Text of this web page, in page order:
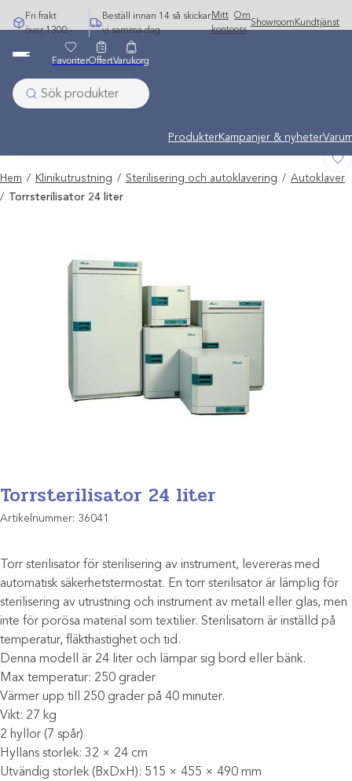
Hoppa
till
Fri frakt
över 1300:-
Beställ innan 14 så skickar
vi samma dag
Mitt
konto
Om
oss
Showroom Kundtjänst
Undermeny stängd: Varumärken
ProdukterKampanjer & nyheter
FavoriterOffertVarukorg
Hem / Klinikutrustning / Sterilisering och autoklavering / Autoklaver
/ Torrsterilisator 24 liter
Torrsterilisator 24 liter
Artikelnummer: 36041
Torr sterilisator för sterilisering av instrument, levereras med
automatisk säkerhetstermostat. En torr sterilisator är lämplig för
sterilisering av utrustning och instrument av metall eller glas, men
inte för porösa material som textilier. Sterilisatorn är inställd på
temperatur, fläkthastighet och tid.
Denna modell är 24 liter och lämpar sig bord eller bänk.
Max temperatur: 250 grader
Värmer upp till 250 grader på 40 minuter.
Vikt: 27 kg
2 hyllor (7 spår)
Hyllans storlek: 32 × 24 cm
Utvändig storlek (BxDxH): 515 × 455 × 490 mm